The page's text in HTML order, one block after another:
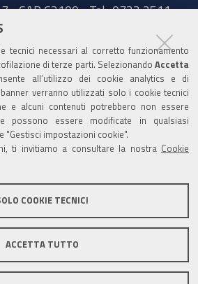
tecnici necessari al corretto funzionamento
di terze parti. Selezionando Accetta
all’utilizzo dei cookie analytics e di
verranno utilizzati solo i cookie tecnici
e alcuni contenuti potrebbero non essere
possono essere modificate in qualsiasi
"Gestisci impostazioni cookie".
ti invitiamo a consultare la nostra Cookie
COOKIE TECNICI
ACCETTA TUTTO
- CAP 62100 - Tel.: 0733 2511
116 - CAP 61121 - Tel.: 0721
trasparente
sito (fonte Web Analytics Italia)
policy
Note legali
di accessibilità